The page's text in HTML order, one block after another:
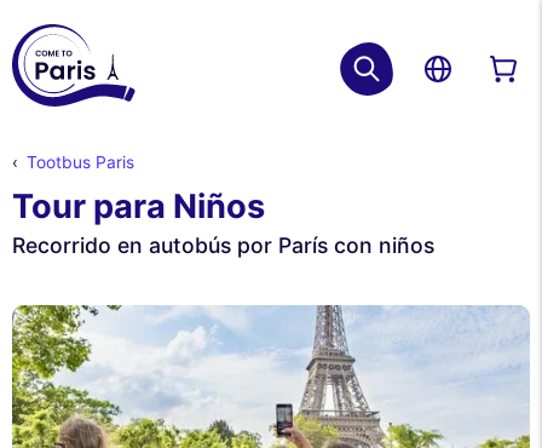
Tootbus Paris
Tour para Niños
Recorrido en autobús por París con niños